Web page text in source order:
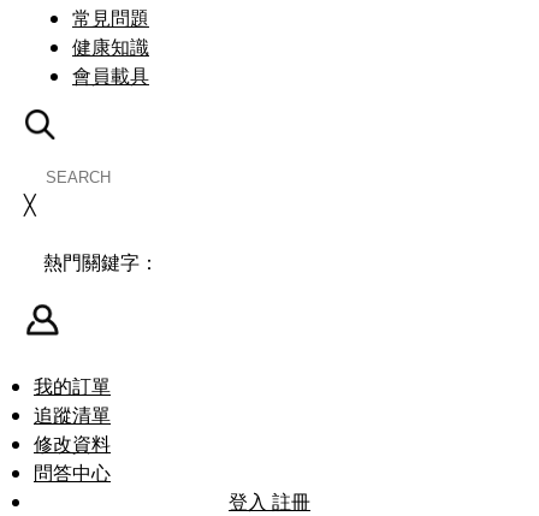
常見問題
健康知識
會員載具
╳
熱門關鍵字：
我的訂單
追蹤清單
修改資料
問答中心
登入 註冊